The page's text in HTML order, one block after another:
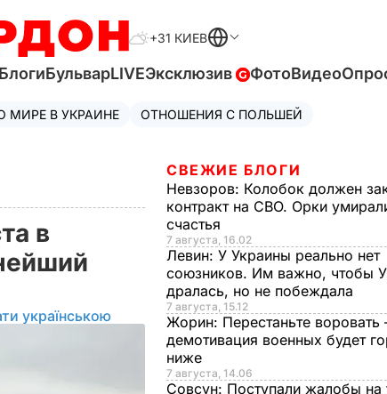
+31 КИЕВ
БлогиБульварLIVEЭксклюзив ФотоВидео
МИРЕ В УКРАИНЕ ОТНОШЕНИЯ С ПОЛЬШЕЙ
в
українською
СВЕЖИЕ БЛОГИ
Невзоров: Колобок должен
контракт на СВО. Орки
счастья
7 августа, 16.02
Левин: У Украины реально нет
союзников. Им важно, чтобы
дралась, но не побеждала
7 августа, 15.12
Жорин: Перестаньте воровать
демотивация военных будет
ниже
7 августа, 14.06
Совсун: Поступали жалобы на